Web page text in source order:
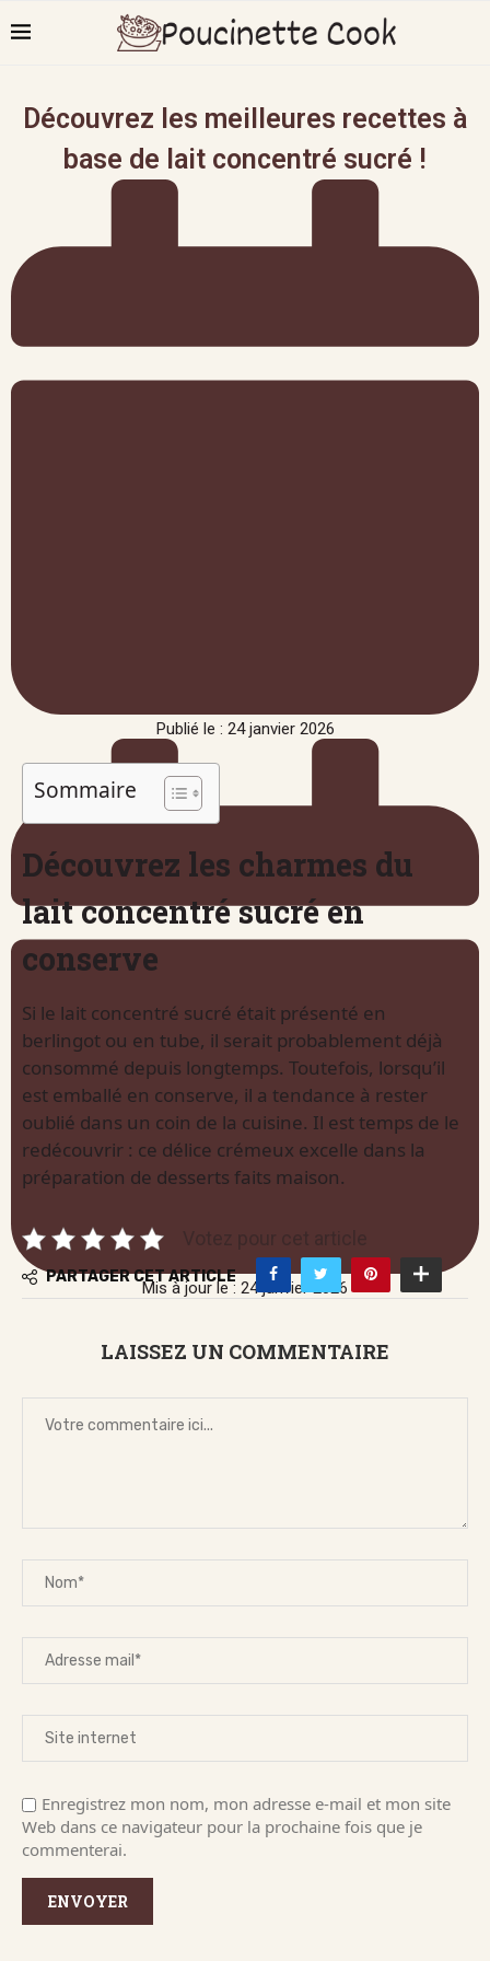
Découvrez les meilleures recettes à
base de lait concentré sucré !
Publié le : 24 janvier 2026
Mis à jour le : 24 janvier 2026
Sommaire
Découvrez les charmes du
lait concentré sucré en
conserve
Si le lait concentré sucré était présenté en
berlingot ou en tube, il serait probablement déjà
consommé depuis longtemps. Toutefois, lorsqu’il
est emballé en conserve, il a tendance à rester
oublié dans un coin de la cuisine. Il est temps de le
redécouvrir : ce délice crémeux excelle dans la
préparation de desserts faits maison.
Votez pour cet article
PARTAGER CET ARTICLE
LAISSEZ UN COMMENTAIRE
Enregistrez mon nom, mon adresse e-mail et mon site
Web dans ce navigateur pour la prochaine fois que je
commenterai.